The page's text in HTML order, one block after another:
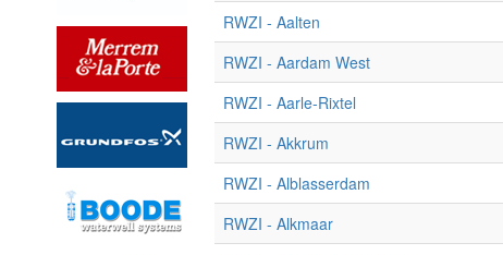
RWZI - Aalten
RWZI - Aardam West
RWZI - Aarle-Rixtel
RWZI - Akkrum
RWZI - Alblasserdam
RWZI - Alkmaar